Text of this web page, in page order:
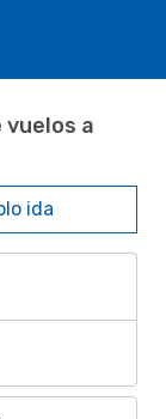
a
ida